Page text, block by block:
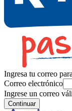
Ingresa tu correo
Correo electrónico
Ingrese un correo
Continuar